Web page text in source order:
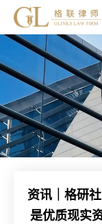
资讯｜格研
是优质现实